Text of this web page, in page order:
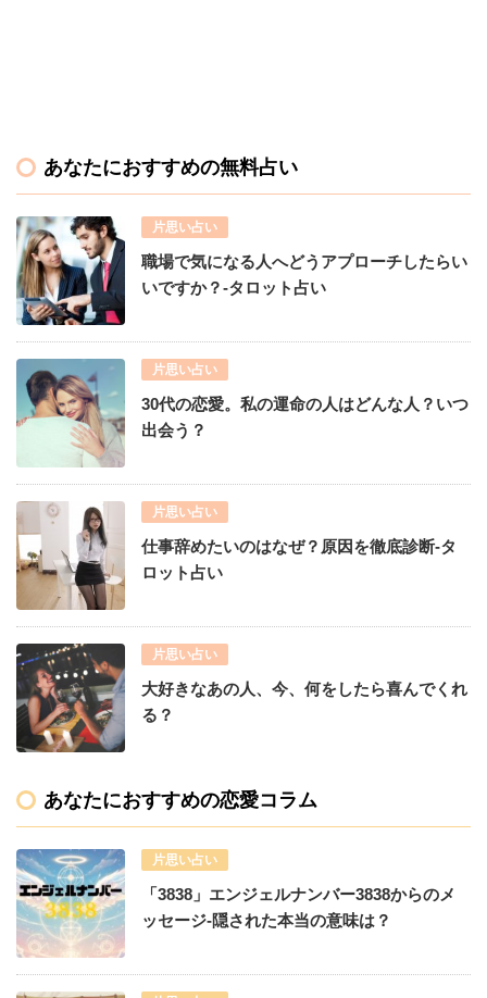
あなたにおすすめの無料占い
片思い占い
職場で気になる人へどうアプローチしたらい
いですか？-タロット占い
片思い占い
30代の恋愛。私の運命の人はどんな人？いつ
出会う？
片思い占い
仕事辞めたいのはなぜ？原因を徹底診断-タ
ロット占い
片思い占い
大好きなあの人、今、何をしたら喜んでくれ
る？
あなたにおすすめの恋愛コラム
片思い占い
「3838」エンジェルナンバー3838からのメ
ッセージ-隠された本当の意味は？